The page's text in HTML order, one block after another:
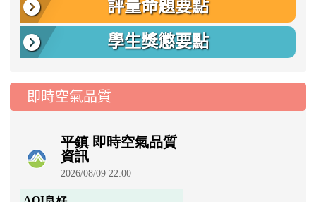
評量命題要點
學生獎懲要點
即時空氣品質